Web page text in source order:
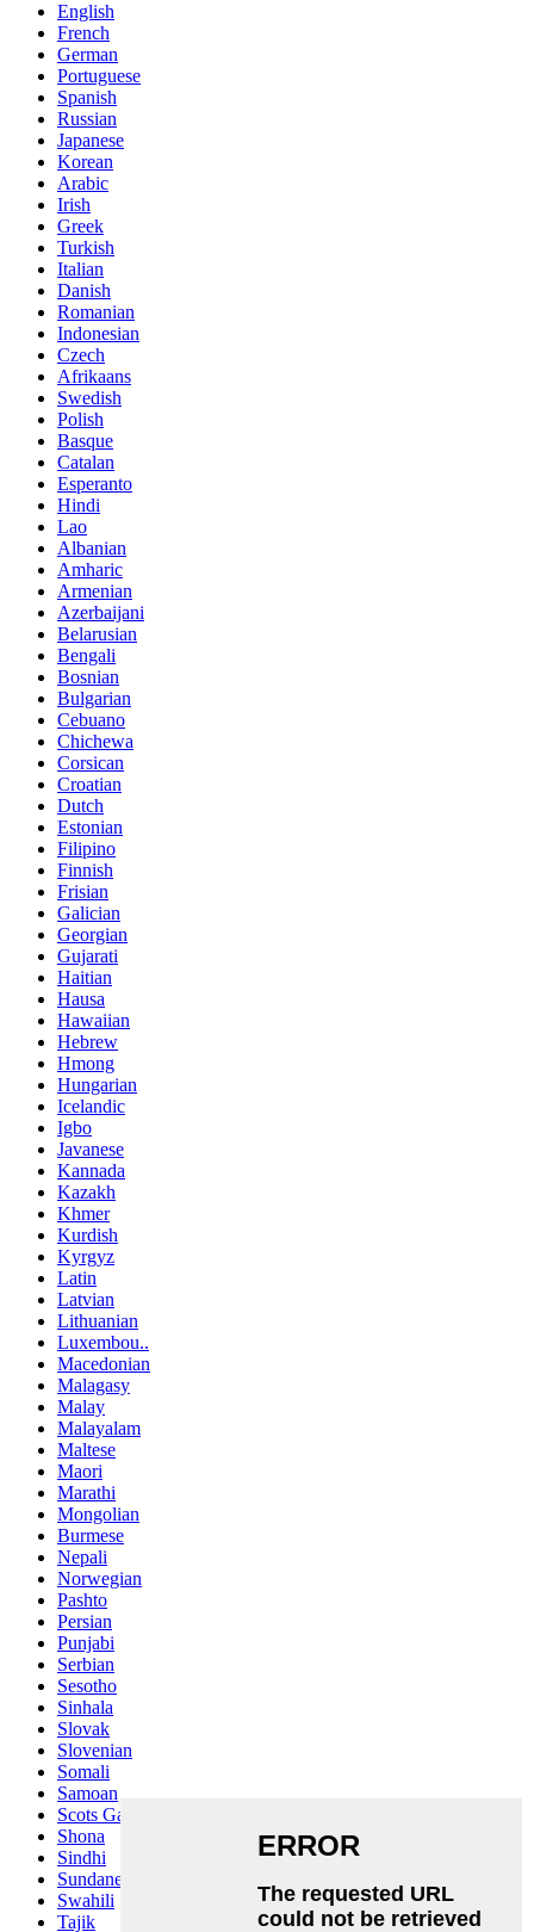
English
French
German
Portuguese
Spanish
Russian
Japanese
Korean
Arabic
Irish
Greek
Turkish
Italian
Danish
Romanian
Indonesian
Czech
Afrikaans
Swedish
Polish
Basque
Catalan
Esperanto
Hindi
Lao
Albanian
Amharic
Armenian
Azerbaijani
Belarusian
Bengali
Bosnian
Bulgarian
Cebuano
Chichewa
Corsican
Croatian
Dutch
Estonian
Filipino
Finnish
Frisian
Galician
Georgian
Gujarati
Haitian
Hausa
Hawaiian
Hebrew
Hmong
Hungarian
Icelandic
Igbo
Javanese
Kannada
Kazakh
Khmer
Kurdish
Kyrgyz
Latin
Latvian
Lithuanian
Luxembou..
Macedonian
Malagasy
Malay
Malayalam
Maltese
Maori
Marathi
Mongolian
Burmese
Nepali
Norwegian
Pashto
Persian
Punjabi
Serbian
Sesotho
Sinhala
Slovak
Slovenian
Somali
Samoan
Scots Gaelic
Shona
Sindhi
Sundanese
Swahili
Tajik